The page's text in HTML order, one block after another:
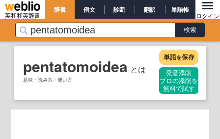
英和和英辞書
辞書 例文 診断 翻訳 単語帳
ログイン
pentatomoidea とは
意味・読み方・使い方
単語を保存
発音添削
プロの添削を
無料で試す